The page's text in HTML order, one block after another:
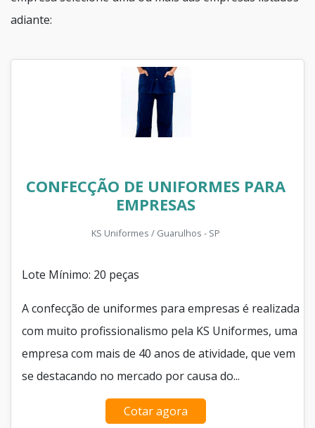
adiante:
CONFECÇÃO DE UNIFORMES PARA
EMPRESAS
KS Uniformes / Guarulhos - SP
Lote Mínimo: 20 peças
A confecção de uniformes para empresas é realizada
com muito profissionalismo pela KS Uniformes, uma
empresa com mais de 40 anos de atividade, que vem
se destacando no mercado por causa do...
Cotar agora